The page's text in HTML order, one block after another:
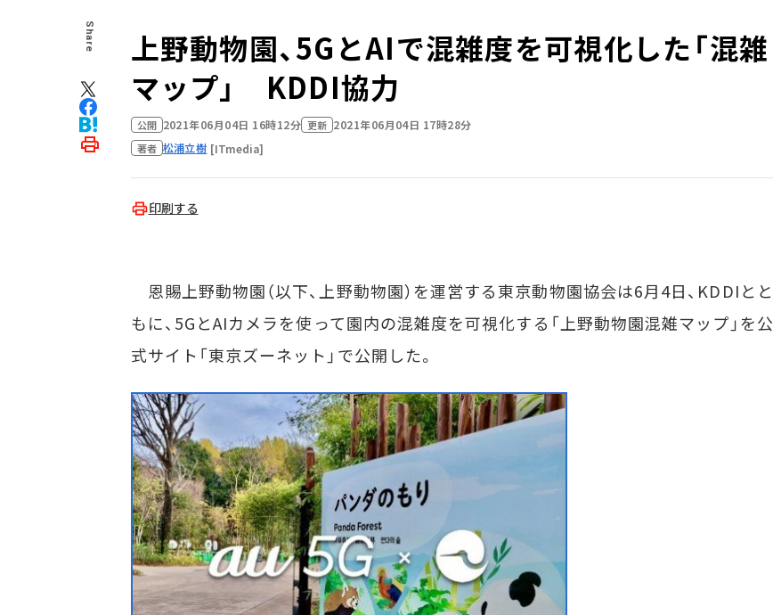
Share
上野動物園、5GとAIで混雑度を可視化した「混雑
マップ」 KDDI協力
公開 2021年06月04日 16時12分 更新 2021年06月04日 17時28分
著者 松浦立樹 [ITmedia]
印刷する
恩賜上野動物園（以下、上野動物園）を運営する東京動物園協会は6月4日、KDDIとと
もに、5GとAIカメラを使って園内の混雑度を可視化する「上野動物園混雑マップ」を公
式サイト「東京ズーネット」で公開した。